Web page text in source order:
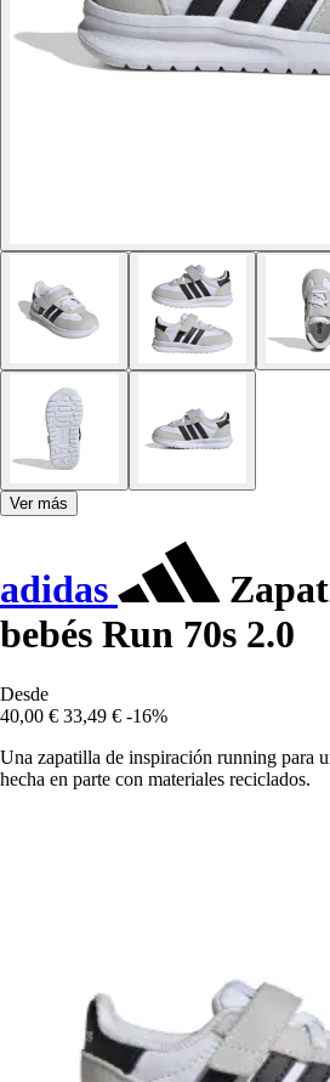
Ver más
adidas
bebés Run 70s 2.0
Desde
40,00 € 33,49 € -16%
Una zapatilla de inspiración running para
hecha en parte con materiales reciclados.